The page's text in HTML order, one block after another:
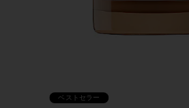
ベストセラー